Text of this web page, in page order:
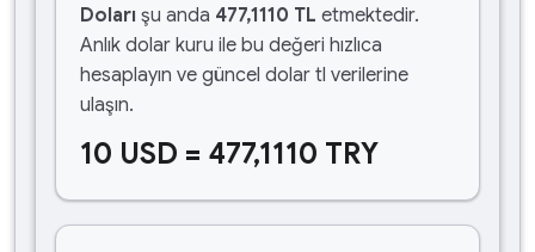
Doları şu anda 477,1110 TL etmektedir.
Anlık dolar kuru ile bu değeri hızlıca
hesaplayın ve güncel dolar tl verilerine
ulaşın.
10 USD = 477,1110 TRY